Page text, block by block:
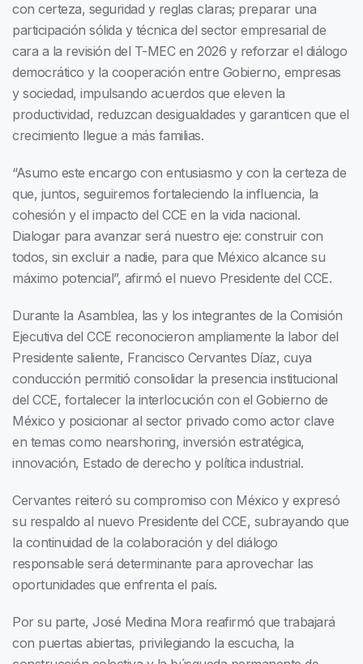
con certeza, seguridad y reglas claras; preparar una
participación sólida y técnica del sector empresarial de
cara a la revisión del T-MEC en 2026 y reforzar el diálogo
democrático y la cooperación entre Gobierno, empresas
y sociedad, impulsando acuerdos que eleven la
productividad, reduzcan desigualdades y garanticen que el
crecimiento llegue a más familias.
“Asumo este encargo con entusiasmo y con la certeza de
que, juntos, seguiremos fortaleciendo la influencia, la
cohesión y el impacto del CCE en la vida nacional.
Dialogar para avanzar será nuestro eje: construir con
todos, sin excluir a nadie, para que México alcance su
máximo potencial”, afirmó el nuevo Presidente del CCE.
Durante la Asamblea, las y los integrantes de la Comisión
Ejecutiva del CCE reconocieron ampliamente la labor del
Presidente saliente, Francisco Cervantes Díaz, cuya
conducción permitió consolidar la presencia institucional
del CCE, fortalecer la interlocución con el Gobierno de
México y posicionar al sector privado como actor clave
en temas como nearshoring, inversión estratégica,
innovación, Estado de derecho y política industrial.
Cervantes reiteró su compromiso con México y expresó
su respaldo al nuevo Presidente del CCE, subrayando que
la continuidad de la colaboración y del diálogo
responsable será determinante para aprovechar las
oportunidades que enfrenta el país.
Por su parte, José Medina Mora reafirmó que trabajará
con puertas abiertas, privilegiando la escucha, la